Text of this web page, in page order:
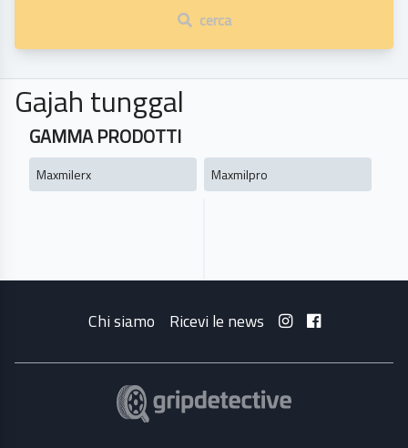
cerca
Gajah tunggal
GAMMA PRODOTTI
Maxmilerx Maxmilpro
Chi siamo Ricevi le news